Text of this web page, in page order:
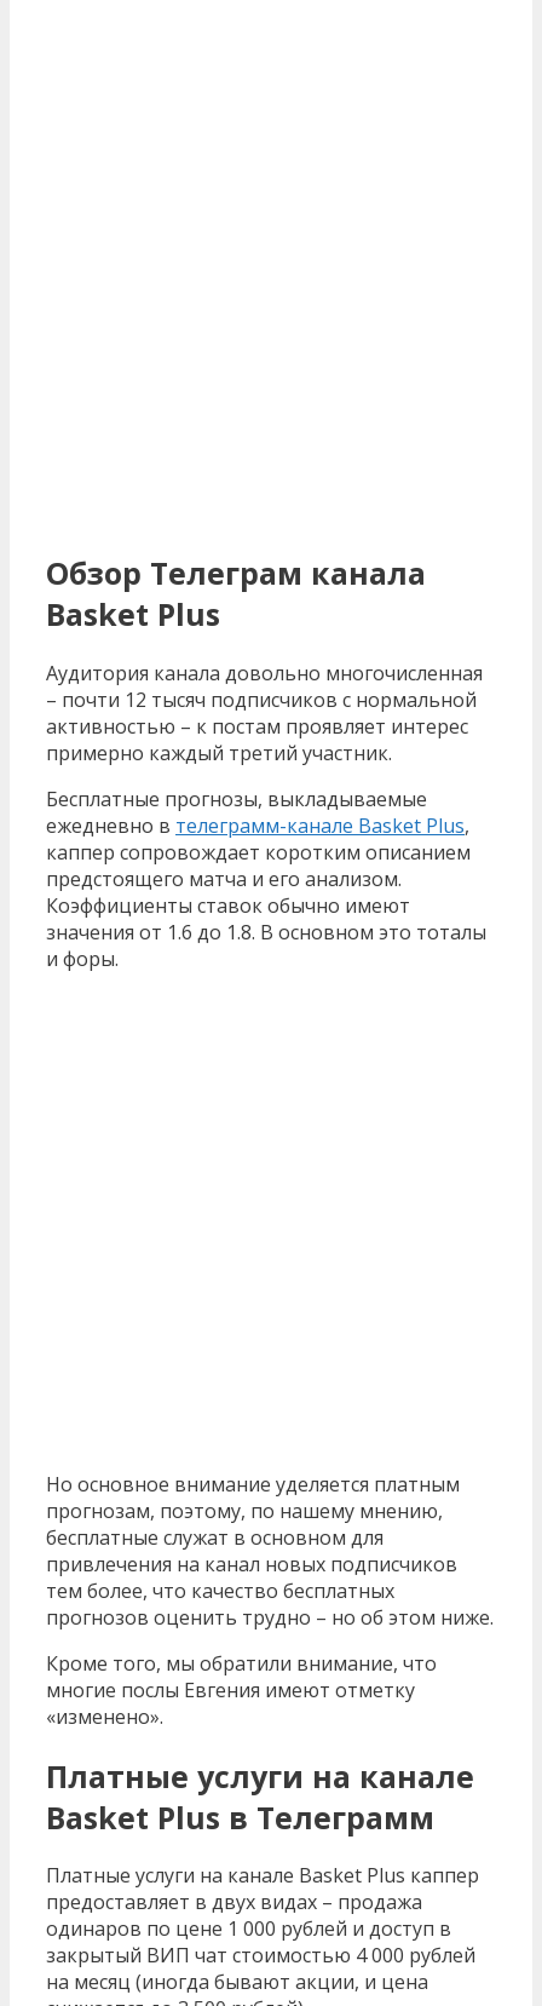
Обзор Телеграм канала
Basket Plus
Аудитория канала довольно многочисленная
– почти 12 тысяч подписчиков с нормальной
активностью – к постам проявляет интерес
примерно каждый третий участник.
Бесплатные прогнозы, выкладываемые
ежедневно в телеграмм-канале Basket Plus,
каппер сопровождает коротким описанием
предстоящего матча и его анализом.
Коэффициенты ставок обычно имеют
значения от 1.6 до 1.8. В основном это тоталы
и форы.
Но основное внимание уделяется платным
прогнозам, поэтому, по нашему мнению,
бесплатные служат в основном для
привлечения на канал новых подписчиков
тем более, что качество бесплатных
прогнозов оценить трудно – но об этом ниже.
Кроме того, мы обратили внимание, что
многие послы Евгения имеют отметку
«изменено».
Платные услуги на канале
Basket Plus в Телеграмм
Платные услуги на канале Basket Plus каппер
предоставляет в двух видах – продажа
одинаров по цене 1 000 рублей и доступ в
закрытый ВИП чат стоимостью 4 000 рублей
на месяц (иногда бывают акции, и цена